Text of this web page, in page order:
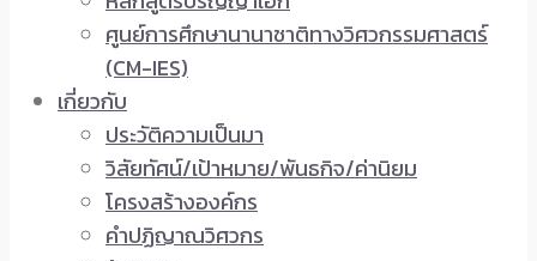
ศูนย์การศึกษานานาชาติทางวิศวกรรมศาสตร์
(CM-IES)
เกี่ยวกับ
ประวัติความเป็นมา
วิสัยทัศน์/เป้าหมาย/พันธกิจ/ค่านิยม
โครงสร้างองค์กร
คำปฏิญาณวิศวกร